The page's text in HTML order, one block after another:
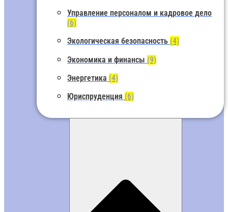
Управление персоналом и кадровое дело
(6)
Экологическая безопасность (4)
Экономика и финансы (9)
Энергетика (4)
Юриспруденция (6)